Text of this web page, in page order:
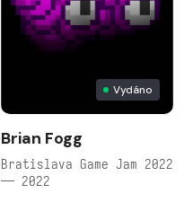
Vydáno
Brian Fogg
Bratislava Game Jam 2022
— 2022